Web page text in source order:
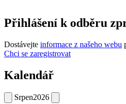
Přihlášení k odběru
Dostávejte informace z našeho webu
Chci se zaregistrovat
Kalendář
Srpen2026